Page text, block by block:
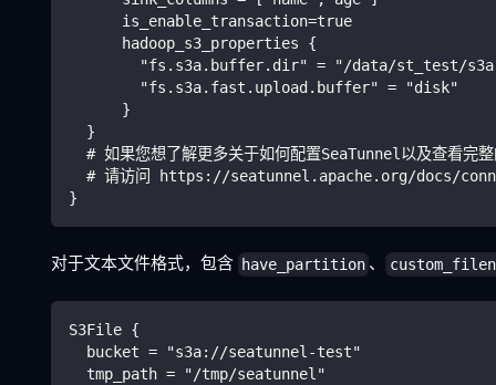
      is_enable_transaction=true
      hadoop_s3_properties {
"fs.s3a.buffer.dir" = "/data/st_test/
        "fs.s3a.fast.upload.buffer" = "disk"
      }
  }
# 如果您想了解更多关于如何配置SeaTunnel以及查看完
# 请访问 https://seatunnel.apache.org/docs/
}
对于文本文件格式，包含 have_partition 、
S3File {
  bucket = "s3a://seatunnel-test"
  tmp_path = "/tmp/seatunnel"